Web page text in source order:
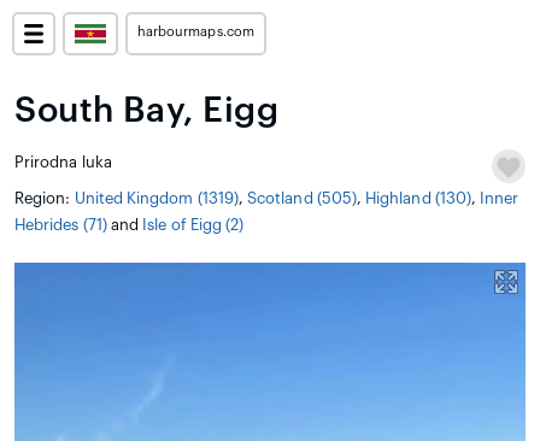
harbourmaps.com
South Bay, Eigg
Prirodna luka
Region: United Kingdom (1319),Scotland (505), Highland (130),
Inner
Hebrides (71)and Isle of Eigg (2)